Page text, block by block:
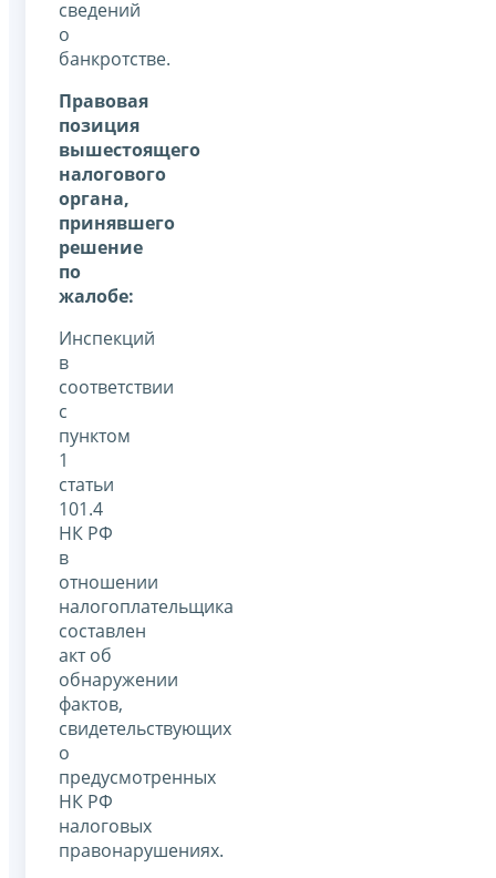
сведений
о
банкротстве.
Правовая
позиция
вышестоящего
налогового
органа,
принявшего
решение
по
жалобе:
Инспекций
в
соответствии
с
пунктом
1
статьи
101.4
НК РФ
в
отношении
налогоплательщика
составлен
акт об
обнаружении
фактов,
свидетельствующих
о
предусмотренных
НК РФ
налоговых
правонарушениях.